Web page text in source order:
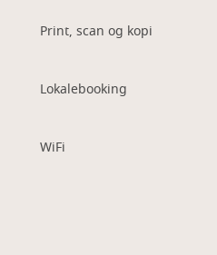
Print, scan og kopi
Lokalebooking
WiFi